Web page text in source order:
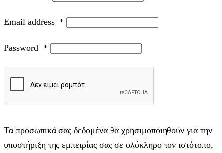
Email address *
Password *
Τα προσωπικά σας δεδομένα θα χρησιμοποιηθούν για την
υποστήριξη της εμπειρίας σας σε ολόκληρο τον ιστότοπο,